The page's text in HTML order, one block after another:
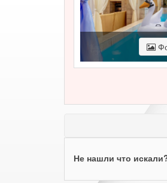
Не нашли что